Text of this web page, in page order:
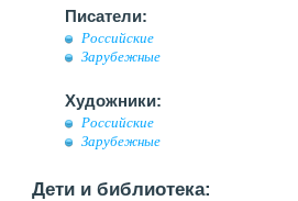
Писатели:
Российские
Зарубежные
Художники:
Российские
Зарубежные
Дети и библиотека: